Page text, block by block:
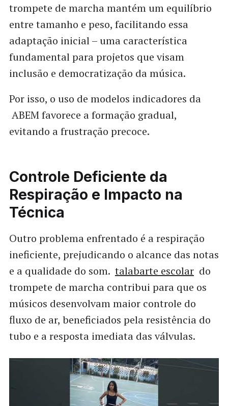
trompete de marcha mantém um equilíbrio
entre tamanho e peso, facilitando essa
adaptação inicial – uma característica
fundamental para projetos que visam
inclusão e democratização da música.
Por isso, o uso de modelos indicadores da
ABEM favorece a formação gradual,
evitando a frustração precoce.
Controle Deficiente da
Respiração e Impacto na
Técnica
Outro problema enfrentado é a respiração
ineficiente, prejudicando o alcance das notas
e a qualidade do som. talabarte escolardo
trompete de marcha contribui para que os
músicos desenvolvam maior controle do
fluxo de ar, beneficiados pela resistência do
tubo e a resposta imediata das válvulas.